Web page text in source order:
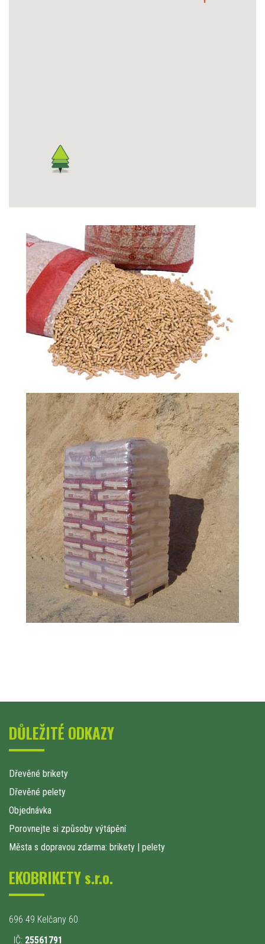
DŮLEŽITÉ ODKAZY
Dřevěné brikety
Dřevěné pelety
Objednávka
Porovnejte si způsoby výtápění
Města s dopravou zdarma: brikety | pelety
EKOBRIKETY s.r.o.
696 49 Kelčany 60
IČ: 25561791